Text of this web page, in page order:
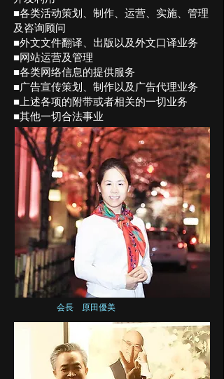
■各类活动策划、制作、运营、实施、管理
及咨询顾问
■外文文件翻译、出版以及外文口译业务
■网站运营及管理
■各类网络信息的提供服务
■广告宣传策划、制作以及广告代理业务
■上述各项的附带或者相关的一切业务
■其他一切合法事业
​ 会長 原田優美